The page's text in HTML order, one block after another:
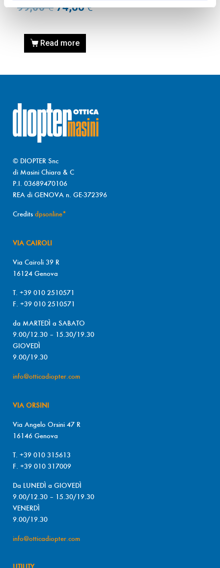
99,00€ 74,00€
Read more
© DIOPTER Snc
di Masini Chiara & C
P.I. 03689470106
REA di GENOVA n. GE-372396
Credits dpsonline*
VIA CAIROLI
Via Cairoli 39 R
16124 Genova
T. +39 010 2510571
F. +39 010 2510571
da MARTEDÌ a SABATO
9.00/12.30 – 15.30/19.30
GIOVEDÌ
9.00/19.30
info@otticadiopter.com
VIA ORSINI
Via Angelo Orsini 47 R
16146 Genova
T. +39 010 315613
F. +39 010 317009
Da LUNEDÌ a GIOVEDÌ
9.00/12.30 – 15.30/19.30
VENERDÌ
9.00/19.30
info@otticadiopter.com